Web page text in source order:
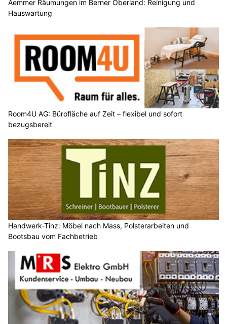
Aemmer Räumungen im Berner Oberland: Reinigung und
Hauswartung
Room4U AG: Bürofläche auf Zeit – flexibel und sofort
bezugsbereit
Handwerk-Tinz: Möbel nach Mass, Polsterarbeiten und
Bootsbau vom Fachbetrieb